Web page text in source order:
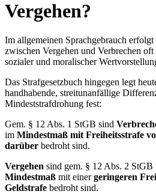
Vergehen?
Im allgemeinen Sprachgebrauch
zwischen Vergehen und Verbrechen
sozialer und moralischer
Das Strafgesetzbuch hingegen legt
handhabende, streitunanfällige
Mindeststrafdrohung fest:
Gem. § 12 Abs. 1 StGB sind
im Mindestmaß mit Freiheitsstrafe
darüber bedroht sind.
Vergehen sind gem. § 12 Abs. 2
Mindestmaß mit einergeringeren
Geldstrafe bedroht sind.